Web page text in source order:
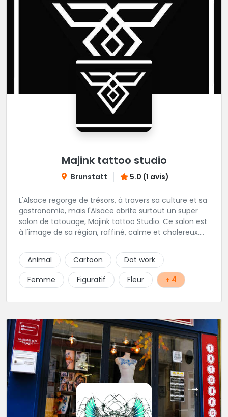
Majink tattoo studio
Brunstatt 5.0 (1 avis)
L'Alsace regorge de trésors, à travers sa culture et sa
gastronomie, mais l'Alsace abrite surtout un super
salon de tatouage, Majink tattoo Studio. Ce salon est
à l'image de sa région, raffiné, calme et chalereux.
découvrir son super shop !
Animal Cartoon
Dot work
Femme
Figuratif Fleur + 4